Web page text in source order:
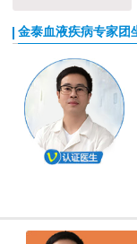
金泰血液疾病专家团